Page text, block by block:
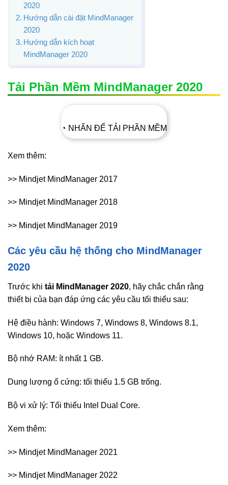
2020
Hướng dẫn cài đặt MindManager
2020
Hướng dẫn kích hoạt
MindManager 2020
Tải Phần Mềm MindManager 2020
◔ NHẤN ĐỂ TẢI PHẦN MỀM
Xem thêm:
>> Mindjet MindManager 2017
>> Mindjet MindManager 2018
>> Mindjet MindManager 2019
Các yêu cầu hệ thống cho MindManager
2020
Trước khi tải MindManager 2020, hãy chắc chắn rằng
thiết bị của bạn đáp ứng các yêu cầu tối thiểu sau:
Hệ điều hành: Windows 7, Windows 8, Windows 8.1,
Windows 10, hoặc Windows 11.
Bộ nhớ RAM: ít nhất 1 GB.
Dung lượng ổ cứng: tối thiểu 1.5 GB trống.
Bộ vi xử lý: Tối thiểu Intel Dual Core.
Xem thêm:
>> Mindjet MindManager 2021
>> Mindjet MindManager 2022